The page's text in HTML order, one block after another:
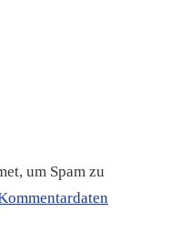
um Spam zu